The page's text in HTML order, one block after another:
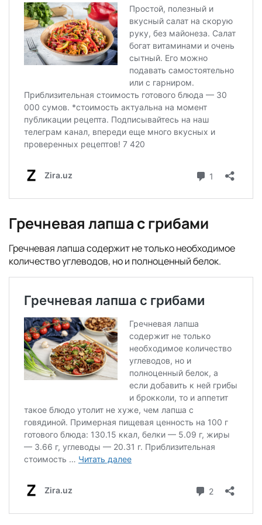
Гречневая лапша с грибами
Гречневая лапша содержит не только необходимое
количество углеводов, но и полноценный белок.